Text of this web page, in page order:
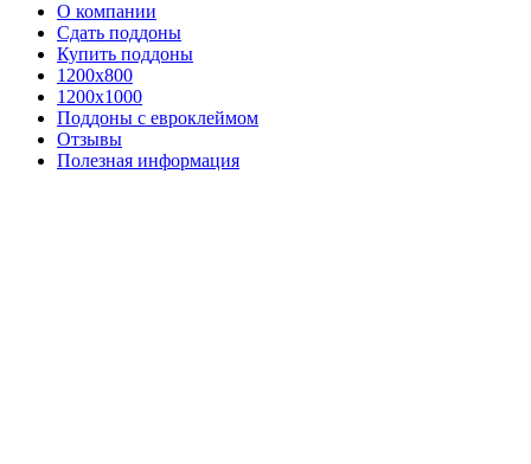
О компании
Сдать поддоны
Купить поддоны
1200х800
1200х1000
Поддоны с евроклеймом
Отзывы
Полезная информация